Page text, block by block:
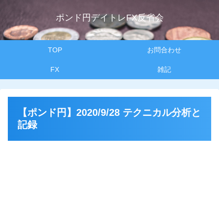
ポンド円デイトレFX反省会
TOP お問合わせ
FX 雑記
【ポンド円】2020/9/28 テクニカル分析と
記録